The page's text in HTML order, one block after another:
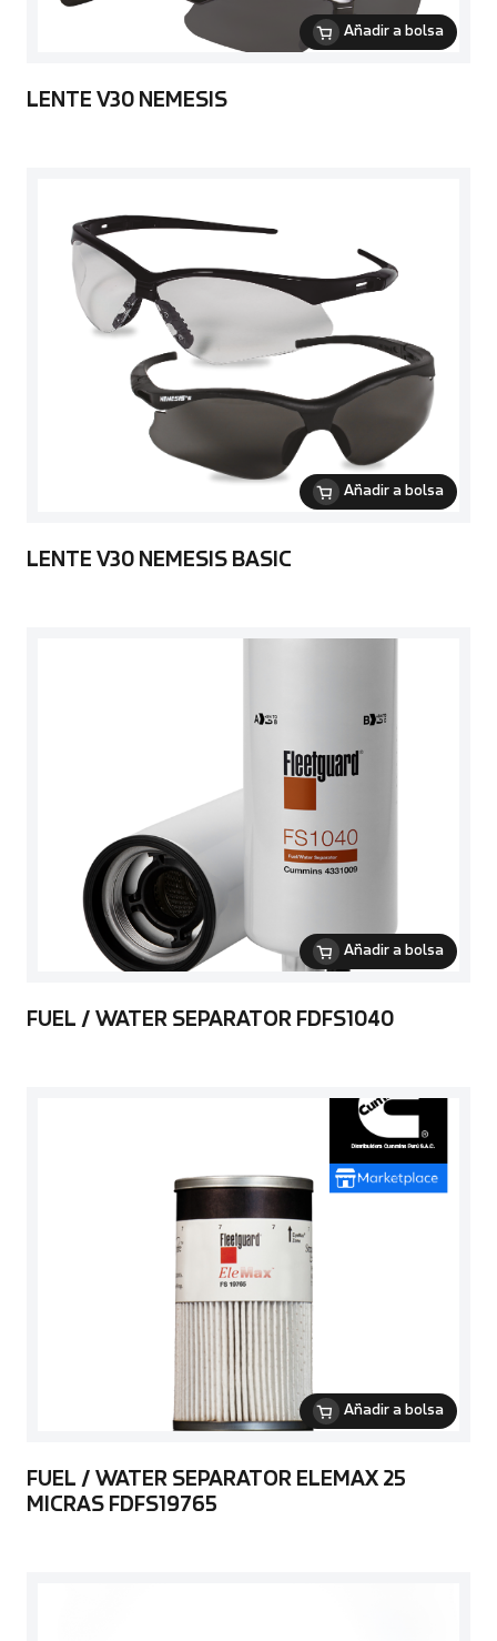
Añadir a bolsa
LENTE V30 NEMESIS
Añadir a bolsa
LENTE V30 NEMESIS BASIC
Añadir a bolsa
FUEL / WATER SEPARATOR FDFS1040
Añadir a bolsa
FUEL / WATER SEPARATOR ELEMAX 25
MICRAS FDFS19765